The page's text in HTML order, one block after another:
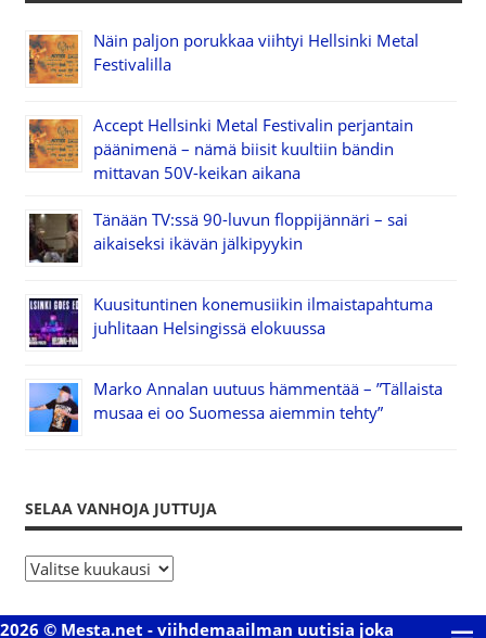
Näin paljon porukkaa viihtyi Hellsinki Metal
Festivalilla
Accept Hellsinki Metal Festivalin perjantain
päänimenä – nämä biisit kuultiin bändin
mittavan 50V-keikan aikana
Tänään TV:ssä 90-luvun floppijännäri – sai
aikaiseksi ikävän jälkipyykin
Kuusituntinen konemusiikin ilmaistapahtuma
juhlitaan Helsingissä elokuussa
Marko Annalan uutuus hämmentää – ”Tällaista
musaa ei oo Suomessa aiemmin tehty”
SELAA VANHOJA JUTTUJA
S
l
2026 © Mesta.net - viihdemaailman uutisia joka